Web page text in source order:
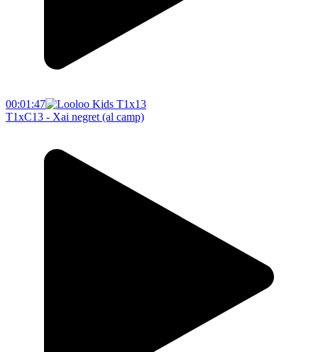
00:01:47
T1xC13 - Xai negret (al camp)